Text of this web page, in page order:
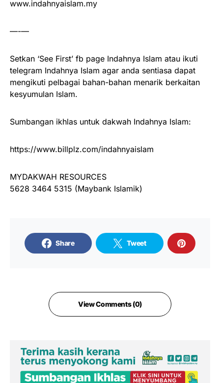
www.indahnyaislam.my
—-—
Setkan ‘See First’ fb page Indahnya Islam atau ikuti
telegram Indahnya Islam agar anda sentiasa dapat
mengikuti pelbagai bahan-bahan menarik berkaitan
kesyumulan Islam.
Sumbangan ikhlas untuk dakwah Indahnya Islam:
https://www.billplz.com/indahnyaislam
MYDAKWAH RESOURCES
5628 3464 5315 (Maybank Islamik)
Share Tweet
View Comments (0)